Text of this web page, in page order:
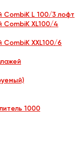
CombiK L 100/3 лофт
CombiK XL100/4
XXL100/6
1000